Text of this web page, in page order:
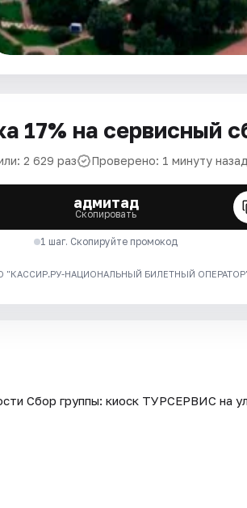
17% на сервисный
2 629 раз Проверено: 1 минуту назад
адмитад
Скопировать
1 шаг. Скопируйте промокод
"КАССИР.РУ-НАЦИОНАЛЬНЫЙ БИЛЕТНЫЙ ОПЕРАТОР",
Сбор группы: киоск ТУРСЕРВИС на